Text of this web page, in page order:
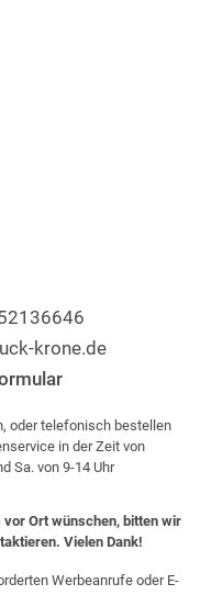
krone.de
oder telefonisch bestellen
in der Zeit von
Sa. von 9-14 Uhr
vor Ort wünschen, bitten wir
Vielen Dank!
Werbeanrufe oder E-